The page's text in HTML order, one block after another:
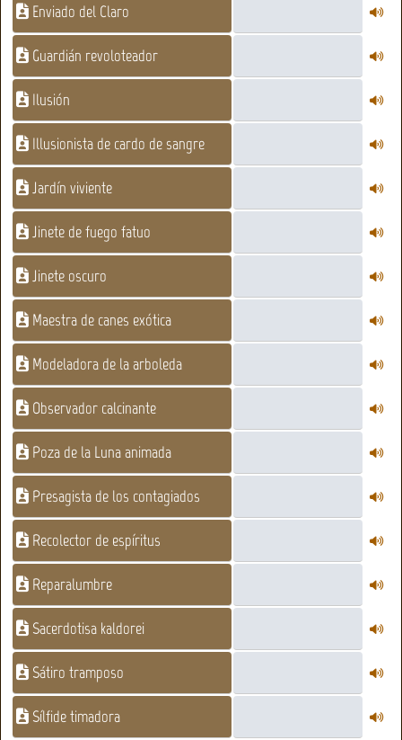
Enviado del Claro
Guardián revoloteador
Ilusión
Illusionista de cardo de sangre
Jardín viviente
Jinete de fuego fatuo
Jinete oscuro
Maestra de canes exótica
Modeladora de la arboleda
Observador calcinante
Poza de la Luna animada
Presagista de los contagiados
Recolector de espíritus
Reparalumbre
Sacerdotisa kaldorei
Sátiro tramposo
Sílfide timadora